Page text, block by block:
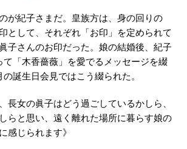
が紀子さまだ。皇族方は、身の回りの
として、それぞれ「お印」を定められて
子さんのお印だった。娘の結婚後、紀子
て「木香薔薇」を愛でるメッセージを綴
誕生日会見ではこう綴られた。
長女の眞子はどう過ごしているかしら、
らと思い、遠く離れた場所に暮らす娘の
感じられます》